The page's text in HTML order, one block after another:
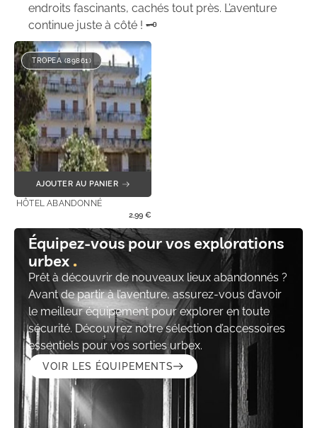
endroits fascinants, cachés tout près. L’aventure
continue juste à côté ! 🗝️
TROPEA (89861)
AJOUTER AU PANIER
HÔTEL ABANDONNÉ
2,99 €
Équipez-vous pour vos explorations
urbex
Prêt à découvrir de nouveaux lieux abandonnés ?
Avant de partir à l’aventure, assurez-vous d’avoir
le meilleur équipement pour explorer en toute
sécurité. Découvrez notre sélection d’accessoires
essentiels pour vos sorties urbex.
VOIR LES ÉQUIPEMENTS